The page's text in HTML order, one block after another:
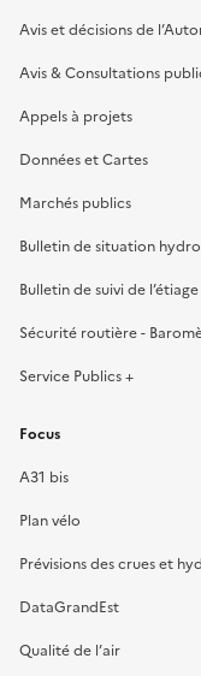
Avis et décisions de
Avis & Consultations
Appels à projets
Données et Cartes
Marchés publics
Bulletin de situation
Bulletin de suivi de l’étiage
Sécurité routière -
Service Publics +
Focus
A31 bis
Plan vélo
Prévisions des crues et
DataGrandEst
Qualité de l’air